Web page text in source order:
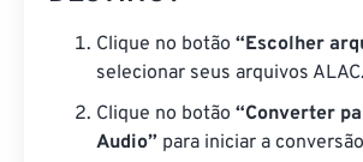
Clique no botão “Escolher
selecionar seus arquivos ALAC.
Clique no botão “Converter
Audio” para iniciar a